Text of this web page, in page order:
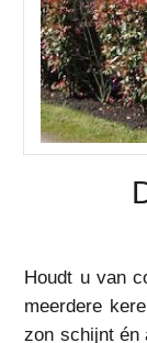
Houdt u van
meerdere
zon schijnt én